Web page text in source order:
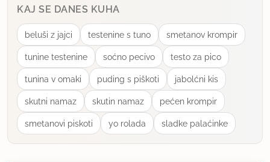
KAJ SE DANES KUHA
beluši z jajci testenine s tuno smetanov krompir
tunine testenine soćno pecivo testo za pico
tunina v omaki puding s piškoti jabolćni kis
skutni namaz skutin namaz pećen krompir
smetanovi piskoti yo rolada sladke palaćinke